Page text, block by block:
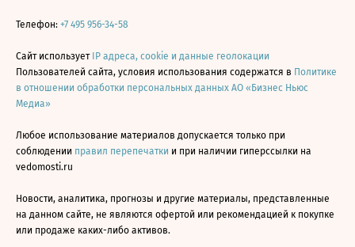
Телефон: +7 495 956-34-58
Сайт использует IP адреса, cookie и данные геолокации
Пользователей сайта, условия использования содержатся в Политике
в отношении обработки персональных данных АО «Бизнес Ньюс
Медиа»
Любое использование материалов допускается только при
соблюдении правил перепечатки и при наличии гиперссылки на
vedomosti.ru
Новости, аналитика, прогнозы и другие материалы, представленные
на данном сайте, не являются офертой или рекомендацией к покупке
или продаже каких-либо активов.